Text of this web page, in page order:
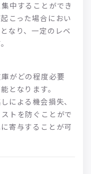
中することができ
こった場合におい
なり、一定のレベ
がどの程度必要
となります。
による機会損失、
トを防ぐことがで
寄与することが可